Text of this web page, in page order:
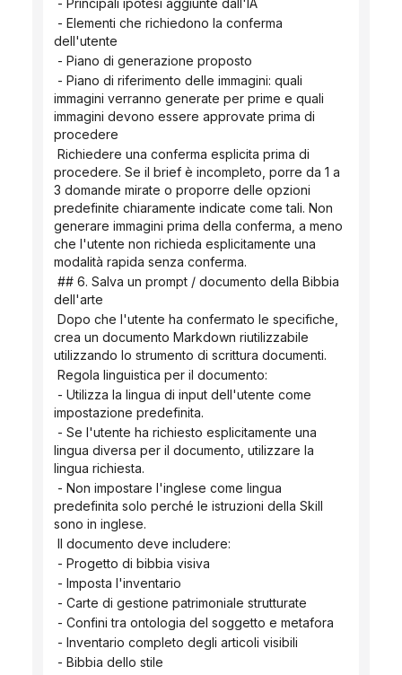
- Principali ipotesi aggiunte dall'IA
dell'utente
- Piano di generazione proposto
immagini verranno generate per prime e quali
immagini devono essere approvate prima di
procedere
procedere. Se il brief è incompleto, porre da 1 a
3 domande mirate o proporre delle opzioni
predefinite chiaramente indicate come tali. Non
generare immagini prima della conferma, a meno
che l'utente non richieda esplicitamente una
modalità rapida senza conferma.
dell'arte
crea un documento Markdown riutilizzabile
utilizzando lo strumento di scrittura documenti.
Regola linguistica per il documento:
impostazione predefinita.
lingua diversa per il documento, utilizzare la
lingua richiesta.
predefinita solo perché le istruzioni della Skill
sono in inglese.
Il documento deve includere:
- Progetto di bibbia visiva
- Imposta l'inventario
- Carte di gestione patrimoniale strutturate
- Confini tra ontologia del soggetto e metafora
- Inventario completo degli articoli visibili
- Bibbia dello stile